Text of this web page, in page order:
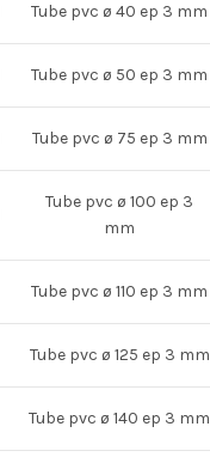
Tube pvc ø 40 ep 3 mm
Tube pvc ø 50 ep 3 mm
Tube pvc ø 75 ep 3 mm
Tube pvc ø 100 ep 3
mm
Tube pvc ø 110 ep 3 mm
Tube pvc ø 125 ep 3 mm
Tube pvc ø 140 ep 3 mm